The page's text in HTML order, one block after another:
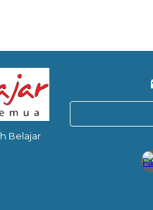
Belajar